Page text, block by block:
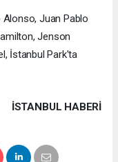
Alonso, Juan Pablo
Jenson
İstanbul Park'ta
İSTANBUL HABERİ